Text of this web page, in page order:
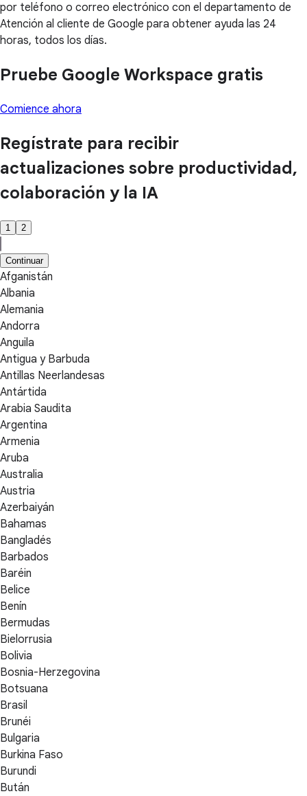
por teléfono o correo electrónico con el departamento de
Atención al cliente de Google para obtener ayuda las 24
horas, todos los días.
Pruebe Google Workspace gratis
Comience ahora
Regístrate para recibir
actualizaciones sobre productividad,
colaboración y la IA
1 2
Continuar
Afganistán
Albania
Alemania
Andorra
Anguila
Antigua y Barbuda
Antillas Neerlandesas
Antártida
Arabia Saudita
Argentina
Armenia
Aruba
Australia
Austria
Azerbaiyán
Bahamas
Bangladés
Barbados
Baréin
Belice
Benín
Bermudas
Bielorrusia
Bolivia
Bosnia-Herzegovina
Botsuana
Brasil
Brunéi
Bulgaria
Burkina Faso
Burundi
Bután